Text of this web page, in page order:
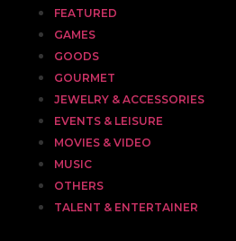
FEATURED
GAMES
GOODS
GOURMET
JEWELRY & ACCESSORIES
EVENTS & LEISURE
MOVIES & VIDEO
MUSIC
OTHERS
TALENT & ENTERTAINER